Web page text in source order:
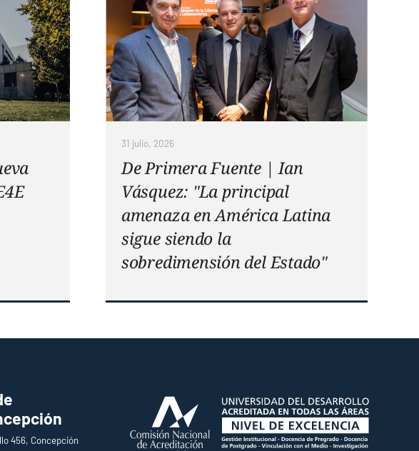
31 julio, 2026
De Primera Fuente | Ian
Vásquez: "La principal
amenaza en América Latina
sigue siendo la
sobredimensión del Estado"
456, Concepción